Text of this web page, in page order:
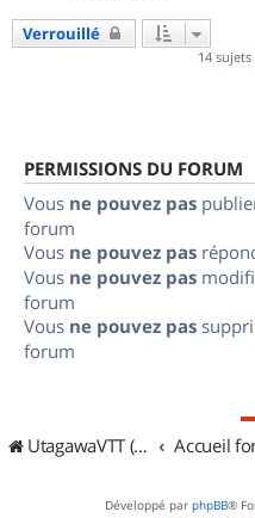
Verrouillé
14 sujets
PERMISSIONS DU FORUM
Vous ne pouvez pas
forum
Vous ne pouvez pas
Vous ne pouvez pas
forum
Vous ne pouvez pas
forum
UtagawaVTT (Randos VTT et VTTAE avec traces GPS) Accueil
Développé par phpBB®